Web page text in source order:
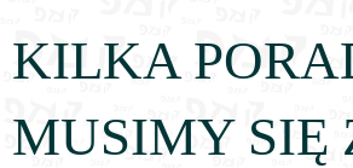
KILKA
MUSIMY SIĘ